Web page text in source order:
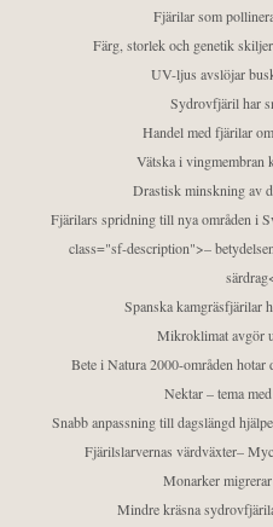
Fjärilar som
Färg, storlek och genetik
UV-ljus avslöjar
Sydrovfjäril har
Handel med fjärilar
Vätska i vingmembran
Drastisk minskning av
Fjärilars spridning till nya områden i
class="sf-description">–
Spanska kamgräsfjärilar
Mikroklimat avgör
Bete i Natura 2000-områden hotar
Nektar – tema
Snabb anpassning till dagslängd
Fjärilslarvernas värdväxter–
Monarker
Mindre kräsna